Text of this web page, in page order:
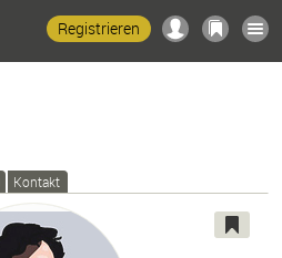
Registrieren
Kontakt